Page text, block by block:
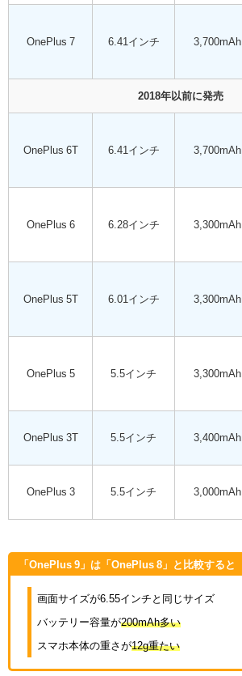
OnePlus 7 6.41インチ 3,700mAh
2018年以前に発売
OnePlus 6T 6.41インチ 3,700mAh
OnePlus 6 6.28インチ 3,300mAh
OnePlus 5T 6.01インチ 3,300mAh
OnePlus 5 5.5インチ 3,300mAh
OnePlus 3T 5.5インチ 3,400mAh
OnePlus 3 5.5インチ 3,000mAh
「OnePlus 9」は「OnePlus 8」と比較すると
画面サイズが6.55インチと同じサイズ
バッテリー容量が200mAh多い
スマホ本体の重さが12g重たい